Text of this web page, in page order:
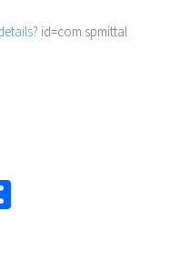
? id=com.spmittal